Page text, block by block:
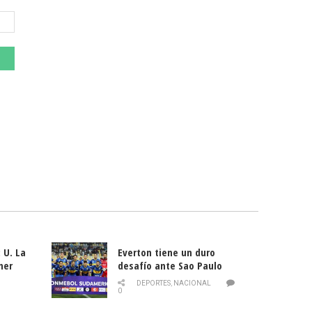
La
Everton tiene un duro
desafío ante Sao Paulo
DEPORTES, NACIONAL
0